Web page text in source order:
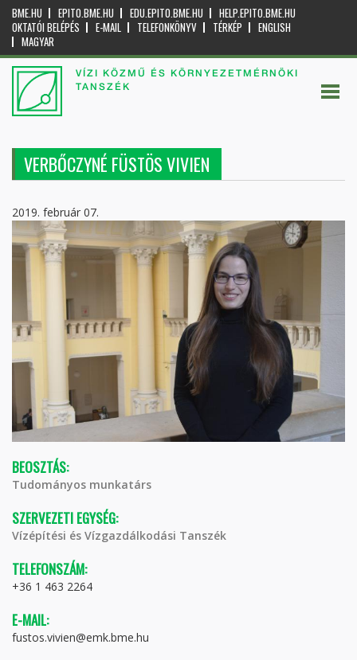
BME.HU EPITO.BME.HU EDU.EPITO.BME.HU
HELP.EPITO.BME.HU
OKTATÓI BELÉPÉS
E-MAIL TELEFONKÖNYV TÉRKÉP
ENGLISH
MAGYAR
VÍZI KÖZMŰ ÉS KÖRNYEZETMÉRNÖKI
TANSZÉK
VERBŐCZYNÉ FÜSTÖS VIVIEN
2019. február 07.
BEOSZTÁS:
Tudományos munkatárs
SZERVEZETI EGYSÉG:
Vízépítési és Vízgazdálkodási Tanszék
TELEFONSZÁM:
+36 1 463 2264
E-MAIL:
fustos.vivien@emk.bme.hu